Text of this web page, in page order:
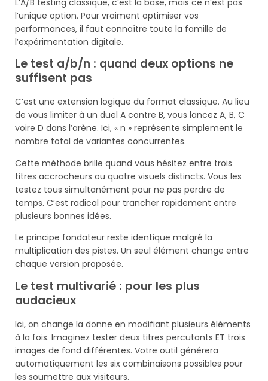
L’A/B testing classique, c’est la base, mais ce n’est pas
l’unique option. Pour vraiment optimiser vos
performances, il faut connaître toute la famille de
l’expérimentation digitale.
Le test a/b/n : quand deux options ne
suffisent pas
C’est une extension logique du format classique. Au lieu
de vous limiter à un duel A contre B, vous lancez A, B, C
voire D dans l’arène. Ici, « n » représente simplement le
nombre total de variantes concurrentes.
Cette méthode brille quand vous hésitez entre trois
titres accrocheurs ou quatre visuels distincts. Vous les
testez tous simultanément pour ne pas perdre de
temps. C’est radical pour trancher rapidement entre
plusieurs bonnes idées.
Le principe fondateur reste identique malgré la
multiplication des pistes. Un seul élément change entre
chaque version proposée.
Le test multivarié : pour les plus
audacieux
Ici, on change la donne en modifiant plusieurs éléments
à la fois. Imaginez tester deux titres percutants ET trois
images de fond différentes. Votre outil générera
automatiquement les six combinaisons possibles pour
les soumettre aux visiteurs.